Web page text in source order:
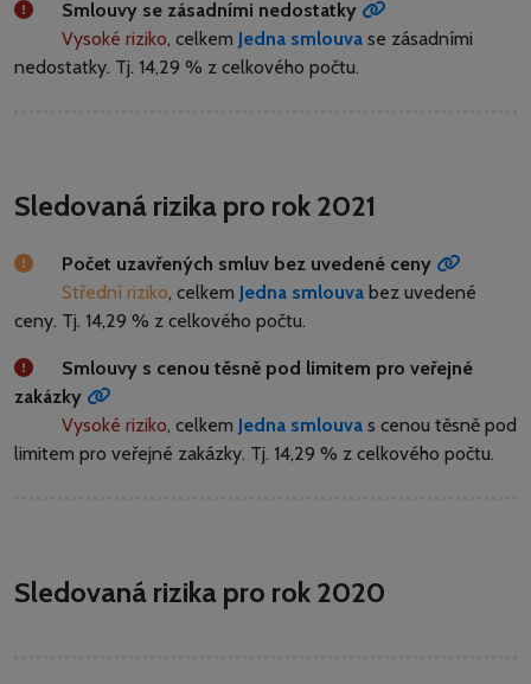
Smlouvy se zásadními nedostatky
Vysoké riziko, celkem Jedna smlouva se zásadními
nedostatky. Tj. 14,29 % z celkového počtu.
Sledovaná rizika pro rok 2021
Počet uzavřených smluv bez uvedené ceny
Střední riziko, celkem Jedna smlouva bez uvedené
ceny. Tj. 14,29 % z celkového počtu.
Smlouvy s cenou těsně pod limitem pro veřejné
zakázky
Vysoké riziko, celkem Jedna smlouva s cenou těsně pod
limitem pro veřejné zakázky. Tj. 14,29 % z celkového počtu.
Sledovaná rizika pro rok 2020